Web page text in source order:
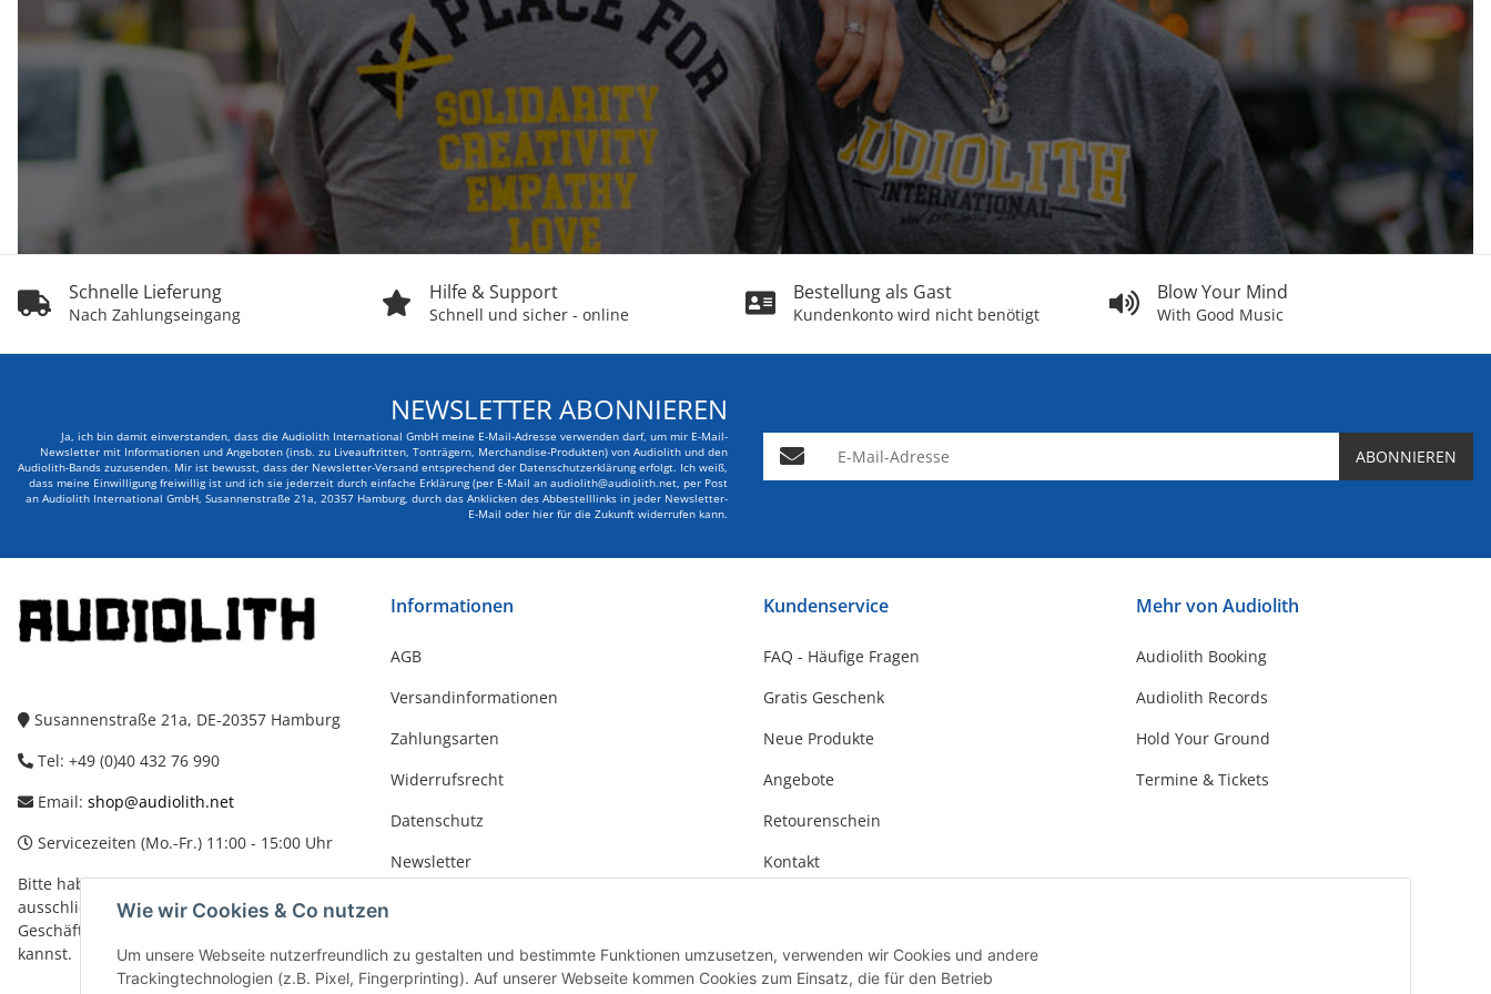
Wie wir Cookies & Co nutzen
Um unsere Webseite nutzerfreundlich zu gestalten und bestimmte Funktionen umzusetzen, verwenden wir Cookies und andere
Trackingtechnologien (z.B. Pixel, Fingerprinting). Auf unserer Webseite kommen Cookies zum Einsatz, die für den Betrieb
Schnelle Lieferung
Nach Zahlungseingang
Hilfe & Support
Schnell und sicher - online
Bestellung als Gast
Kundenkonto wird nicht benötigt
Blow Your Mind
With Good Music
NEWSLETTER ABONNIEREN
Ja, ich bin damit einverstanden, dass die Audiolith International GmbH meine E-Mail-Adresse verwenden darf, um mir E-Mail-
Newsletter mit Informationen und Angeboten (insb. zu Liveauftritten, Tonträgern, Merchandise-Produkten) von Audiolith und den
Audiolith-Bands zuzusenden. Mir ist bewusst, dass der Newsletter-Versand entsprechend der Datenschutzerklärung erfolgt. Ich weiß,
dass meine Einwilligung freiwillig ist und ich sie jederzeit durch einfache Erklärung (per E-Mail an audiolith@audiolith.net, per Post
an Audiolith International GmbH, Susannenstraße 21a, 20357 Hamburg, durch das Anklicken des Abbestelllinks in jeder Newsletter-
E-Mail oder hier für die Zukunft widerrufen kann.
E-Mail-Adresse ABONNIEREN
Susannenstraße 21a, DE-20357 Hamburg
Tel: +49 (0)40 432 76 990
Email: shop@audiolith.net
Servicezeiten (Mo.-Fr.) 11:00 - 15:00 Uhr
Bitte habe Verständnis dafür, dass Du uns
ausschließlich zu den oben genannten
Geschäftszeiten telefonisch kontaktieren
kannst.
Informationen
AGB
Versandinformationen
Zahlungsarten
Widerrufsrecht
Datenschutz
Newsletter
Kundenservice
FAQ - Häufige Fragen
Gratis Geschenk
Neue Produkte
Angebote
Retourenschein
Kontakt
Mehr von Audiolith
Audiolith Booking
Audiolith Records
Hold Your Ground
Termine & Tickets